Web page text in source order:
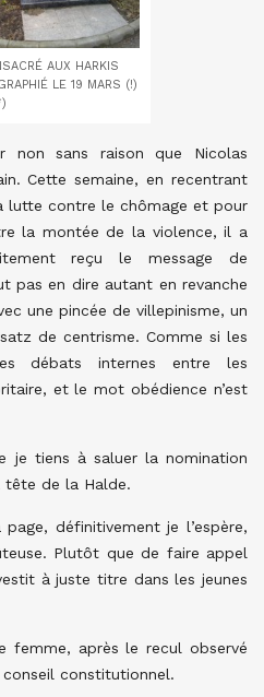
AUX HARKIS
LE 19 MARS (!)
non sans raison que Nicolas
Cette semaine, en recentrant
lutte contre le chômage et pour
la montée de la violence, il a
reçu le message de
pas en dire autant en revanche
une pincée de villepinisme, un
de centrisme. Comme si les
débats internes entre les
et le mot obédience n’est
je tiens à saluer la nomination
tête de la Halde.
définitivement je l’espère,
Plutôt que de faire appel
à juste titre dans les jeunes
femme, après le recul observé
constitutionnel.